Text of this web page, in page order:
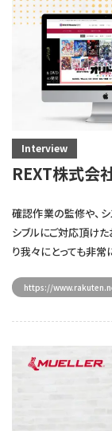
Interview
REXT株式会
確認作業の監修や、
シブルにご対応頂けた
り我々にとっても非常
https://